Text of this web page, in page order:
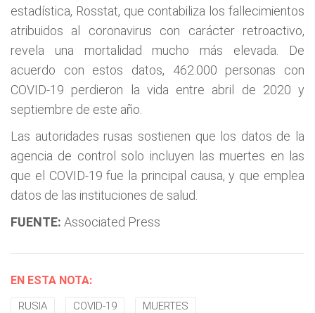
estadística, Rosstat, que contabiliza los fallecimientos
atribuidos al coronavirus con carácter retroactivo,
revela una mortalidad mucho más elevada. De
acuerdo con estos datos, 462.000 personas con
COVID-19 perdieron la vida entre abril de 2020 y
septiembre de este año.
Las autoridades rusas sostienen que los datos de la
agencia de control solo incluyen las muertes en las
que el COVID-19 fue la principal causa, y que emplea
datos de las instituciones de salud.
FUENTE: Associated Press
EN ESTA NOTA:
RUSIA COVID-19 MUERTES